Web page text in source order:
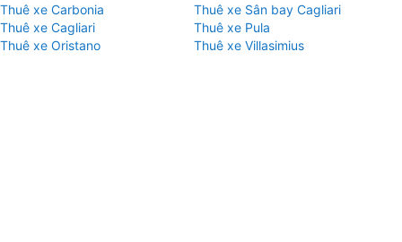
Thuê xe Carbonia
Thuê xe Sân bay Cagliari
Thuê xe Cagliari
Thuê xe Pula
Thuê xe Oristano
Thuê xe Villasimius